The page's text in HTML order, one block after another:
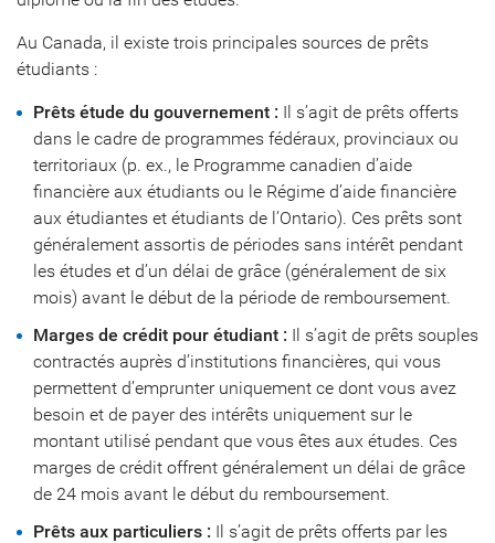
Au Canada, il existe trois principales sources de prêts
étudiants :
Prêts étude du gouvernement : Il s’agit de prêts offerts
dans le cadre de programmes fédéraux, provinciaux ou
territoriaux (p. ex., le Programme canadien d’aide
financière aux étudiants ou le Régime d’aide financière
aux étudiantes et étudiants de l’Ontario). Ces prêts sont
généralement assortis de périodes sans intérêt pendant
les études et d’un délai de grâce (généralement de six
mois) avant le début de la période de remboursement.
Marges de crédit pour étudiant : Il s’agit de prêts souples
contractés auprès d’institutions financières, qui vous
permettent d’emprunter uniquement ce dont vous avez
besoin et de payer des intérêts uniquement sur le
montant utilisé pendant que vous êtes aux études. Ces
marges de crédit offrent généralement un délai de grâce
de 24 mois avant le début du remboursement.
Prêts aux particuliers : Il s’agit de prêts offerts par les